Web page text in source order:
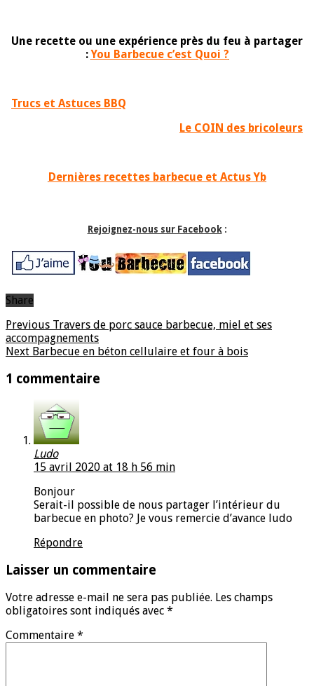
Une recette ou une expérience près du feu à partager
: You Barbecue c’est Quoi ?
Trucs et Astuces BBQ
Le COIN des bricoleurs
Dernières recettes barbecue et Actus Yb
Rejoignez-nous sur Facebook:
Share
Previous Travers de porc sauce barbecue, miel et ses
accompagnements
Next Barbecue en béton cellulaire et four à bois
1 commentaire
Ludo
15 avril 2020 at 18 h 56 min
Bonjour
Serait-il possible de nous partager l’intérieur du
barbecue en photo? Je vous remercie d’avance ludo
Répondre
Laisser un commentaire
Votre adresse e-mail ne sera pas publiée. Les champs
obligatoires sont indiqués avec *
Commentaire *